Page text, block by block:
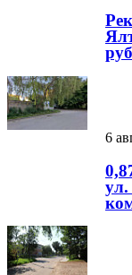
6
ул.